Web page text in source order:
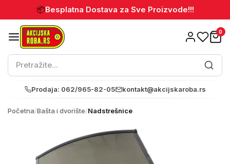
📦Besplatna Dostava za Sve Proizvode!!!
0
Prodaja: 062/965-82-05 kontakt@akcijskaroba.rs
Početna/Bašta i dvorište/Nadstrešnice